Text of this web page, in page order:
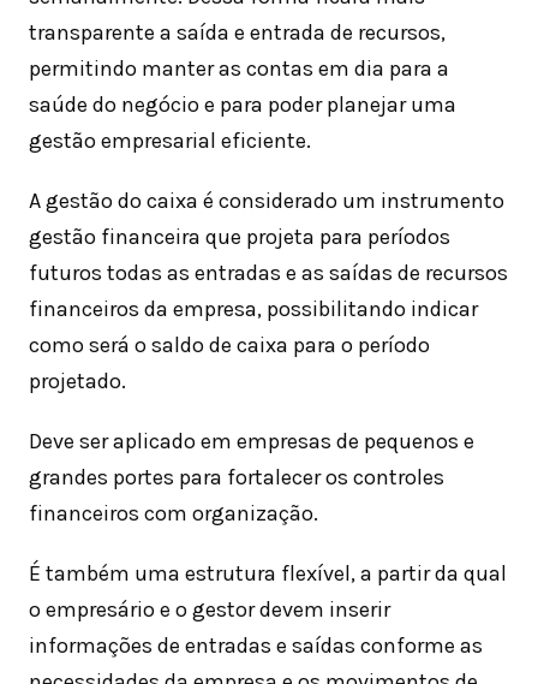
transparente a saída e entrada de recursos,
permitindo manter as contas em dia para a
saúde do negócio e para poder planejar uma
gestão empresarial eficiente.
A gestão do caixa é considerado um instrumento
gestão financeira que projeta para períodos
futuros todas as entradas e as saídas de recursos
financeiros da empresa, possibilitando indicar
como será o saldo de caixa para o período
projetado.
Deve ser aplicado em empresas de pequenos e
grandes portes para fortalecer os controles
financeiros com organização.
É também uma estrutura flexível, a partir da qual
o empresário e o gestor devem inserir
informações de entradas e saídas conforme as